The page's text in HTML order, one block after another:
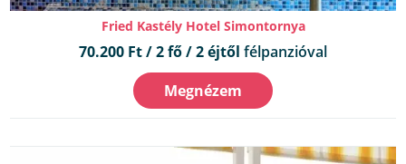
Fried Kastély Hotel Simontornya
70.200 Ft / 2 fő / 2 éjtől félpanzióval
Megnézem